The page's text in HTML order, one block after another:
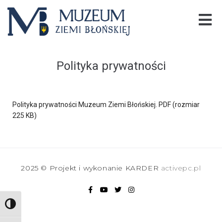
TOGGLE HIGH CONTRAST
Polityka prywatności
Polityka prywatności Muzeum Ziemi Błońskiej. PDF (rozmiar
225 KB)
2025 © Projekt i wykonanie KARDER activepc.pl